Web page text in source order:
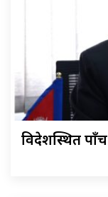
विदेशस्थित